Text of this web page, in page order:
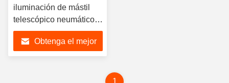
iluminación de mástil
telescópico neumático
-4x60W LED-NR-4200-
240LEDObtenga el mejor
1